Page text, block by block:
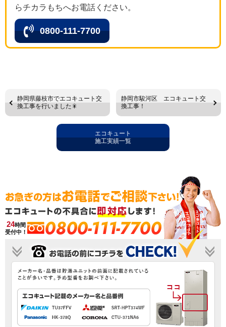
らチカラもちへお電話ください。
0800-111-7700
静岡県藤枝市でエコキュート交
換工事を行いました🎇
静岡市駿河区 エコキュート交
換工事！
エコキュート
施工実績一覧
24時間
受付中！
0800-111-7700